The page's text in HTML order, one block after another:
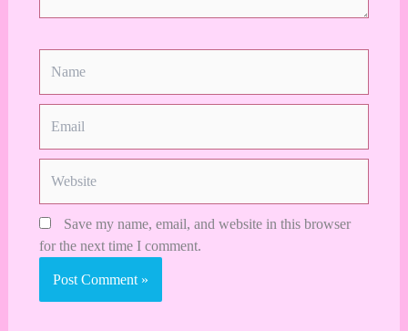
Save my name, email, and website in this browser
for the next time I comment.